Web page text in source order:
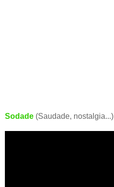
Sodade (Saudade, nostalgia...)